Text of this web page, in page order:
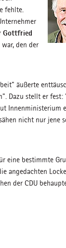
fehlte.
Gottfried
den der
äußerte
Dazu stellt er fest:
Innenministerium
nicht nur jene
eine bestimmte
angedachten
der CDU